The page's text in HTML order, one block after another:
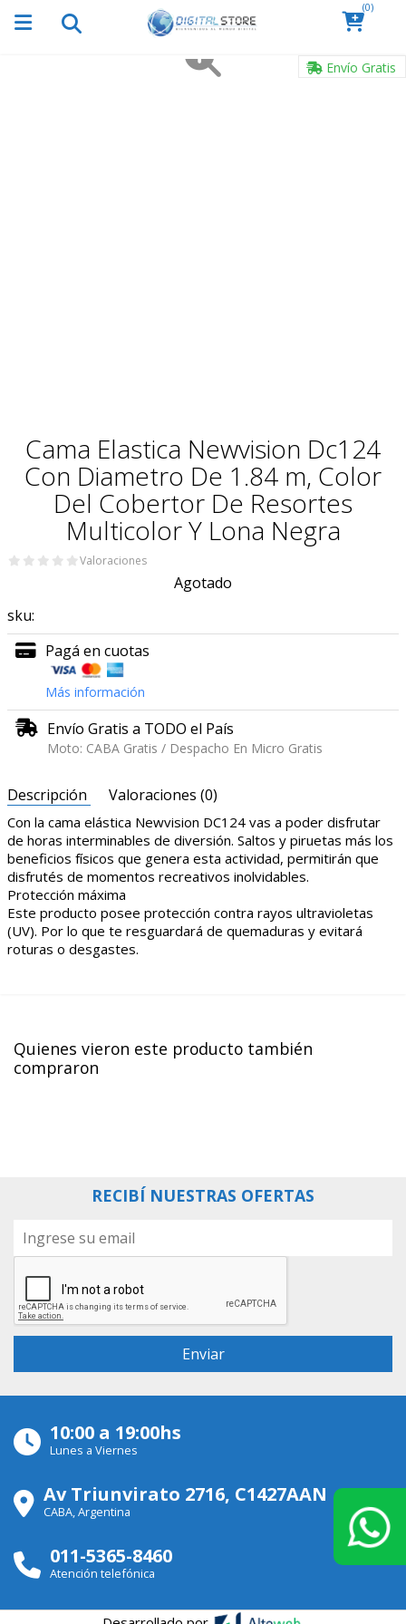
(0)
Cama Elastica Newvision Dc124
Con Diametro De 1.84 m, Color
Del Cobertor De Resortes
Multicolor Y Lona Negra
Valoraciones
Agotado
Envío Gratis
sku:
Pagá en cuotas
Más información
Envío Gratis a TODO el País
Moto: CABA Gratis / Despacho En Micro Gratis
Descripción Valoraciones (0)
Con la cama elástica Newvision DC124 vas a poder disfrutar
de horas interminables de diversión. Saltos y piruetas más los
beneficios físicos que genera esta actividad, permitirán que
disfrutés de momentos recreativos inolvidables.
Protección máxima
Este producto posee protección contra rayos ultravioletas
(UV). Por lo que te resguardará de quemaduras y evitará
roturas o desgastes.
Quienes vieron este producto también
compraron
RECIBÍ NUESTRAS OFERTAS
10:00 a 19:00hs
Lunes a Viernes
Av Triunvirato 2716, C1427AAN
CABA, Argentina
011-5365-8460
Atención telefónica